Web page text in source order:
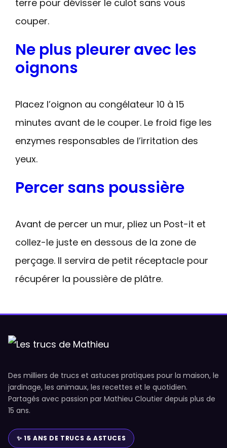
terre pour dévisser le culot sans vous
couper.
Ne plus pleurer avec les
oignons
Placez l’oignon au congélateur 10 à 15
minutes avant de le couper. Le froid fige les
enzymes responsables de l’irritation des
yeux.
Percer sans poussière
Avant de percer un mur, pliez un Post-it et
collez-le juste en dessous de la zone de
perçage. Il servira de petit réceptacle pour
récupérer la poussière de plâtre.
Des milliers de trucs et astuces pratiques pour la maison, le
jardinage, les animaux, les recettes et le quotidien.
Partagés avec passion par Mathieu Cloutier depuis plus de
15 ans.
✨ 15 ANS DE TRUCS & ASTUCES